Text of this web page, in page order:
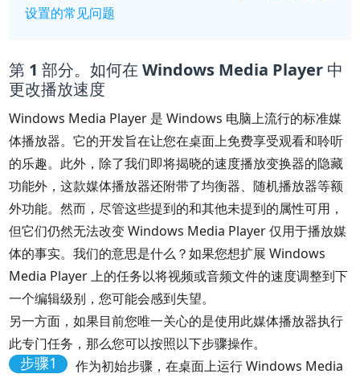
设置的常见问题
第 1 部分。如何在 Windows Media Player 中
更改播放速度
Windows Media Player 是 Windows 电脑上流行的标准媒
体播放器。它的开发旨在让您在桌面上免费享受观看和聆听
的乐趣。此外，除了我们即将揭晓的速度播放变换器的隐藏
功能外，这款媒体播放器还附带了均衡器、随机播放器等额
外功能。然而，尽管这些提到的和其他未提到的属性可用，
但它们仍然无法改变 Windows Media Player 仅用于播放媒
体的事实。我们的意思是什么？如果您想扩展 Windows
Media Player 上的任务以将视频或音频文件的速度调整到下
一个编辑级别，您可能会感到失望。
另一方面，如果目前您唯一关心的是使用此媒体播放器执行
此专门任务，那么您可以按照以下步骤操作。
步骤1
作为初始步骤，在桌面上运行 Windows Media